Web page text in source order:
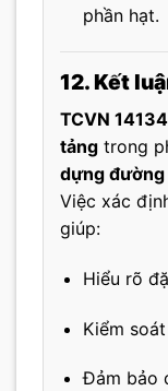
phần hạt.
12. Kết
TCVN
tảng trong
dựng
Việc xác
giúp:
Hiểu rõ
Kiểm
Đảm bảo